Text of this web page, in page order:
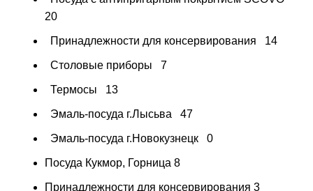
20
Принадлежности для консервирования 14
Столовые приборы 7
Термосы 13
Эмаль-посуда г.Лысьва 47
Эмаль-посуда г.Новокузнецк 0
Посуда Кукмор, Горница 8
Принадлежности для консервирования 3